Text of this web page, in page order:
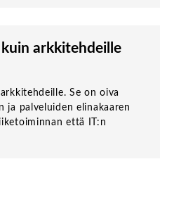
arkkitehdeille
Se on oiva
ja palveluiden elinakaaren
että IT:n